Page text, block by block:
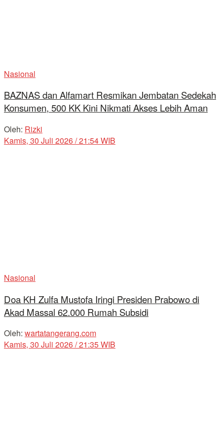
Nasional
BAZNAS dan Alfamart Resmikan Jembatan Sedekah
Konsumen, 500 KK Kini Nikmati Akses Lebih Aman
Oleh: Rizki
Kamis, 30 Juli 2026 / 21:54 WIB
Nasional
Doa KH Zulfa Mustofa Iringi Presiden Prabowo di
Akad Massal 62.000 Rumah Subsidi
Oleh: wartatangerang.com
Kamis, 30 Juli 2026 / 21:35 WIB